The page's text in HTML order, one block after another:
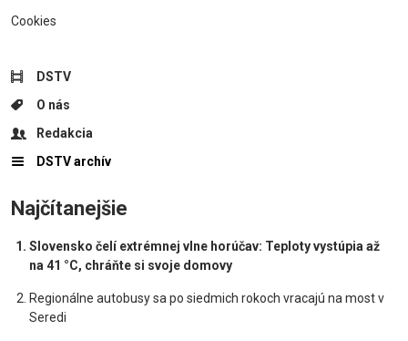
Cookies
DSTV
O nás
Redakcia
DSTV archív
Najčítanejšie
Slovensko čelí extrémnej vlne horúčav: Teploty vystúpia až
na 41 °C, chráňte si svoje domovy
Regionálne autobusy sa po siedmich rokoch vracajú na most v
Seredi